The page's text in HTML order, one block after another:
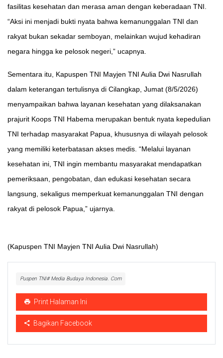
fasilitas kesehatan dan merasa aman dengan keberadaan TNI.
“Aksi ini menjadi bukti nyata bahwa kemanunggalan TNI dan
rakyat bukan sekadar semboyan, melainkan wujud kehadiran
negara hingga ke pelosok negeri,” ucapnya.
Sementara itu, Kapuspen TNI Mayjen TNI Aulia Dwi Nasrullah
dalam keterangan tertulisnya di Cilangkap, Jumat (8/5/2026)
menyampaikan bahwa layanan kesehatan yang dilaksanakan
prajurit Koops TNI Habema merupakan bentuk nyata kepedulian
TNI terhadap masyarakat Papua, khususnya di wilayah pelosok
yang memiliki keterbatasan akses medis. “Melalui layanan
kesehatan ini, TNI ingin membantu masyarakat mendapatkan
pemeriksaan, pengobatan, dan edukasi kesehatan secara
langsung, sekaligus memperkuat kemanunggalan TNI dengan
rakyat di pelosok Papua,” ujarnya.
(Kapuspen TNI Mayjen TNI Aulia Dwi Nasrullah)
Puspen TNI# Media Budaya Indonesia. Com
Print Halaman Ini
Bagikan Facebook